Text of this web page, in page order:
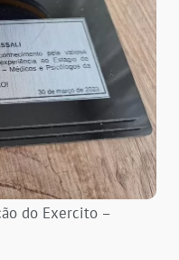
do Exercito –